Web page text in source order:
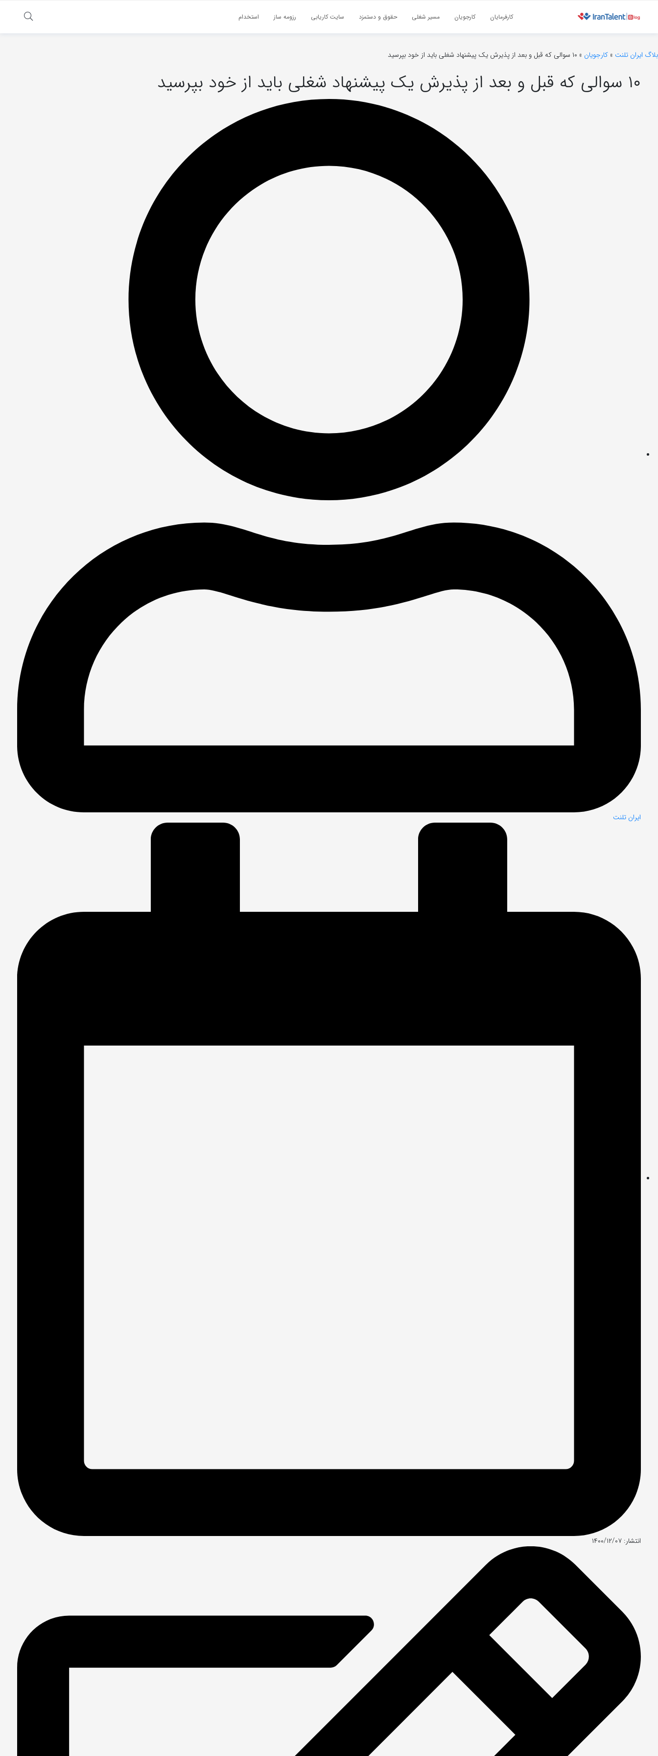
کارفرمایان کارجویان مسیر شغلی حقوق و دستمزد سایت کاریابی رزومه ساز استخدام
بلاگ ایران تلنت » کارجویان » ۱۰ سوالی که قبل و بعد از پذیرش یک پیشنهاد شغلی باید از خود بپرسید
۱۰ سوالی که قبل و بعد از پذیرش یک پیشنهاد شغلی باید از خود بپرسید
ایران تلنت
انتشار: ۱۴۰۰/۱۲/۰۷